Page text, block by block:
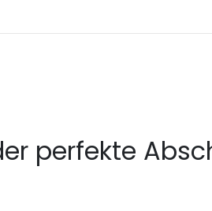
perfekte